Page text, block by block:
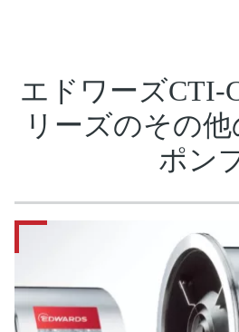
エドワーズCTI-
リーズのその
ポン